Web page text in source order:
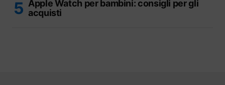
Apple Watch per bambini: consigli per gli
acquisti